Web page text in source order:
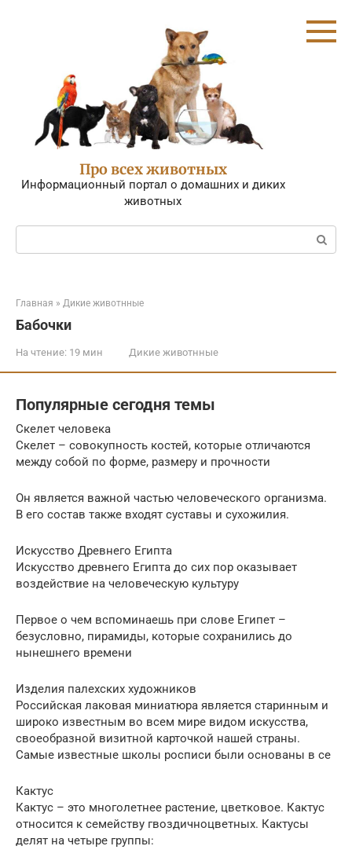
Про всех животных
Информационный портал о домашних и диких
животных
Поиск:
Главная » Дикие животнные
Бабочки
На чтение: 19 мин Дикие животнные
Популярные сегодня темы
Скелет человека
Скелет – совокупность костей, которые отличаются
между собой по форме, размеру и прочности
Он является важной частью человеческого организма.
В его состав также входят суставы и сухожилия.
Искусство Древнего Египта
Искусство древнего Египта до сих пор оказывает
воздействие на человеческую культуру
Первое о чем вспоминаешь при слове Египет –
безусловно, пирамиды, которые сохранились до
нынешнего времени
Изделия палехских художников
Российская лаковая миниатюра является старинным и
широко известным во всем мире видом искусства,
своеобразной визитной карточкой нашей страны.
Самые известные школы росписи были основаны в се
Кактус
Кактус – это многолетнее растение, цветковое. Кактус
относится к семейству гвоздичноцветных. Кактусы
делят на четыре группы: